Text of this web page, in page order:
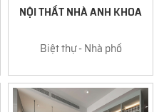
NỘI THẤT NHÀ ANH KHOA
Biệt thự - Nhà phố